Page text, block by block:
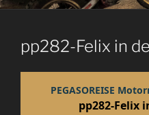
pp282-Felix in